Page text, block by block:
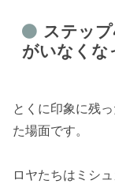
ステッ
がいなくな
とくに印象に残
た場面です。
ロヤたちはミシ